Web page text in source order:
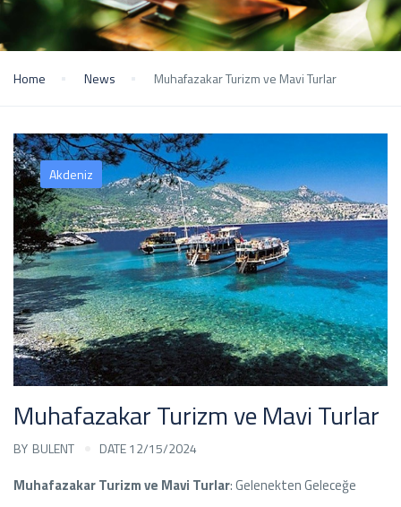
Home News Muhafazakar Turizm ve Mavi Turlar
Akdeniz
Muhafazakar Turizm ve Mavi Turlar
BY BULENT DATE 12/15/2024
Muhafazakar Turizm ve Mavi Turlar: Gelenekten Geleceğe